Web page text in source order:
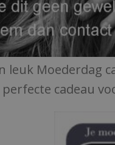
leuk Moederdag
perfecte cadeau